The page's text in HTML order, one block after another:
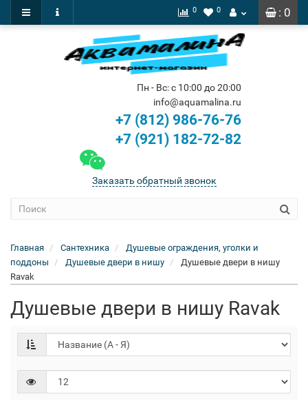
: 0
0 0
Пн - Вс: с 10:00 до 20:00
info@aquamalina.ru
+7 (812) 986-76-76
+7 (921) 182-72-82
Заказать обратный звонок
Главная Сантехника
Душевые ограждения, уголки и
поддоны
Душевые двери в нишу
Душевые двери в нишу
Ravak
Душевые двери в нишу Ravak